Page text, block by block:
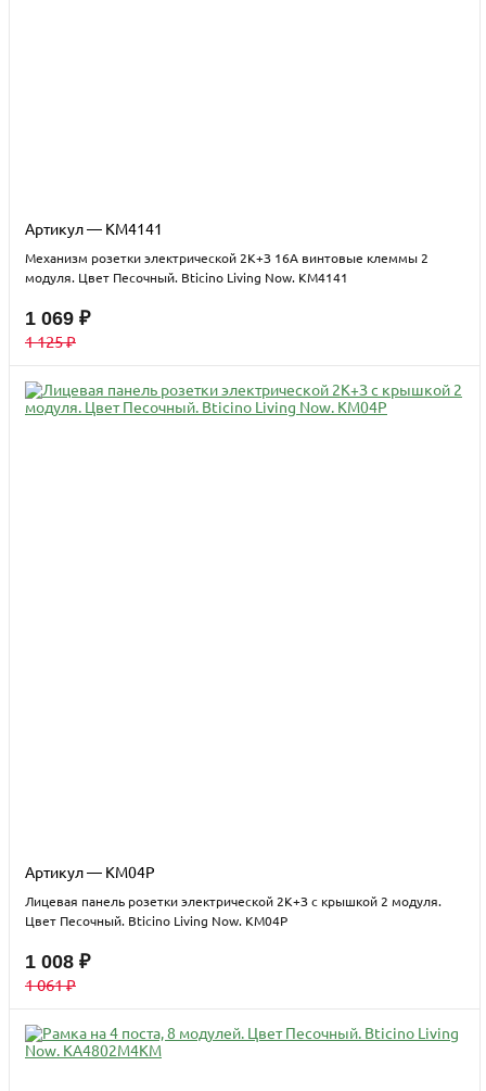
Артикул — KM4141
Механизм розетки электрической 2К+З 16А винтовые клеммы 2
модуля. Цвет Песочный. Bticino Living Now. KM4141
1 069 ₽
1 125 ₽
Артикул — KM04P
Лицевая панель розетки электрической 2К+З с крышкой 2 модуля.
Цвет Песочный. Bticino Living Now. KM04P
1 008 ₽
1 061 ₽